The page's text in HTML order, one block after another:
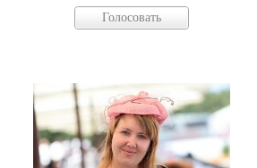
Голосовать